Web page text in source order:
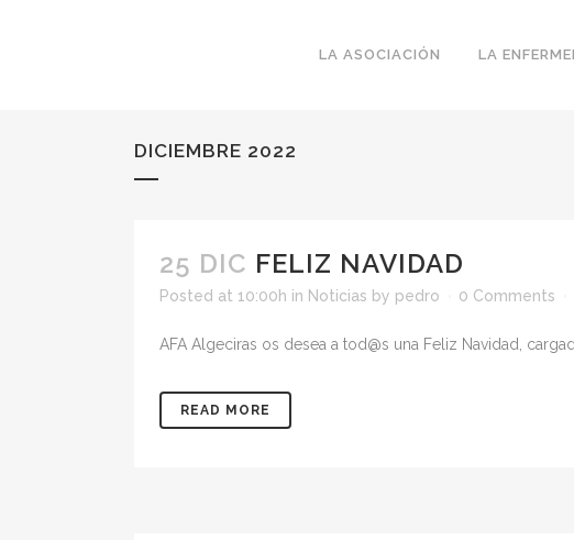
LA ASOCIACIÓN LA
DICIEMBRE 2022
25 DIC FELIZ NAVIDAD
Posted at 10:00h in Noticias by pedro 0 Comments
AFA Algeciras os desea a tod@s una Feliz Navidad,
READ MORE